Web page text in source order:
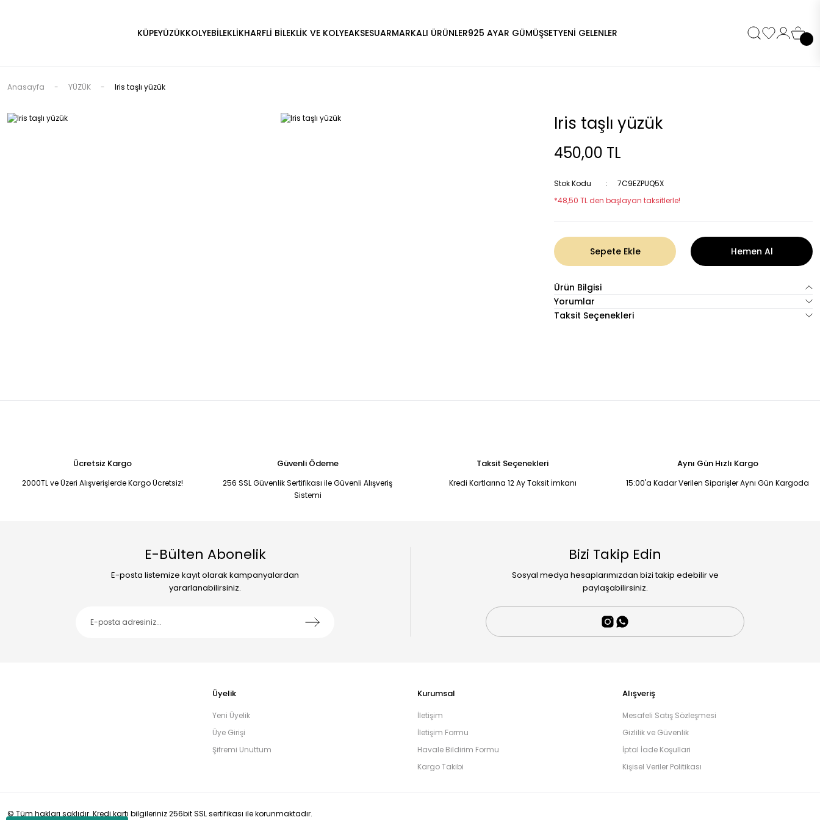
KÜPEYÜZÜKKOLYEBİLEKLİKHARFLİ BİLEKLİK VE KOLYEAKSESUARMARKALI ÜRÜNLER925 AYAR GÜMÜŞSETYENİ GELENLER
Anasayfa YÜZÜK Iris taşlı yüzük
Iris taşlı yüzük
450,00 TL
Stok Kodu
7C9EZPUQ5X
*48,50 TL den başlayan taksitlerle!
Sepete Ekle Hemen Al
Ürün Bilgisi
Yorumlar
Taksit Seçenekleri
Ücretsiz Kargo
2000TL ve Üzeri Alışverişlerde Kargo Ücretsiz!
Güvenli Ödeme
256 SSL Güvenlik Sertifikası ile Güvenli Alışveriş
Sistemi
Taksit Seçenekleri
Kredi Kartlarına 12 Ay Taksit İmkanı
Aynı Gün Hızlı Kargo
15:00'a Kadar Verilen Siparişler Aynı Gün Kargoda
E-Bülten Abonelik
E-posta listemize kayıt olarak kampanyalardan
yararlanabilirsiniz.
Bizi Takip Edin
Sosyal medya hesaplarımızdan bizi takip edebilir ve
paylaşabilirsiniz.
Üyelik
Yeni Üyelik
Üye Girişi
Şifremi Unuttum
Kurumsal
İletişim
İletişim Formu
Havale Bildirim Formu
Kargo Takibi
Alışveriş
Mesafeli Satış Sözleşmesi
Gizlilik ve Güvenlik
İptal İade Koşullari
Kişisel Veriler Politikası
© Tüm hakları saklıdır. Kredi kartı bilgileriniz 256bit SSL sertifikası ile korunmaktadır.